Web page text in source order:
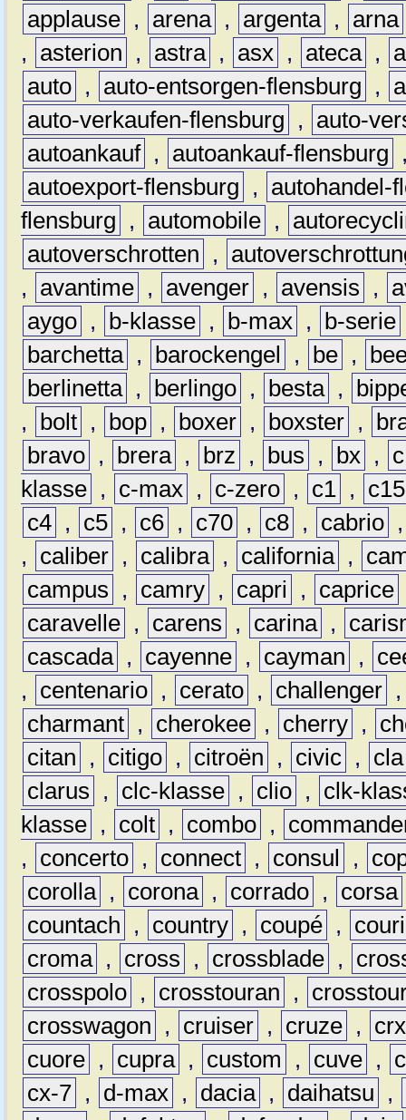
applause , arena , argenta , arna
,
asterion , astra , asx , ateca ,
auto , auto-entsorgen-flensburg ,
auto-verkaufen-flensburg
,
auto-
autoankauf , autoankauf-flensburg
autoexport-flensburg
,
autohandel-
flensburg
, automobile ,
autoverschrotten
,
,
avantime , avenger , avensis ,
aygo , b-klasse , b-max , b-serie
barchetta , barockengel , be ,
berlinetta , berlingo , besta ,
,
bolt , bop , boxer , boxster ,
bravo , brera , brz , bus , bx ,
c
klasse , c-max , c-zero , c1 ,
c15
c4 , c5 , c6 , c70 , c8 , cabrio
,
caliber , calibra , california ,
campus
, camry , capri , caprice
caravelle , carens , carina ,
cascada , cayenne , cayman ,
,
centenario , cerato , challenger
charmant , cherokee , cherry ,
citan
, citigo , citroën , civic ,
cla
clarus
, clc-klasse , clio ,
clk-
klasse , colt , combo ,
,
concerto , connect , consul ,
corolla , corona , corrado , corsa
countach
, country , coupé ,
croma , cross , crossblade ,
crosspolo , crosstouran ,
crosswagon
, cruiser , cruze ,
crx
cuore , cupra , custom , cuve ,
cx-7 , d-max , dacia , daihatsu
,